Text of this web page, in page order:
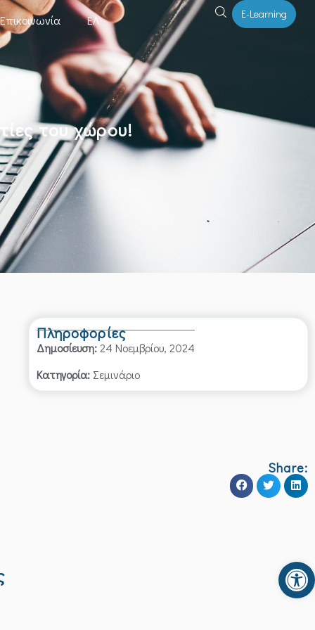
Επικοινωνία ΕΛ E-Learning
του χώρου!
Πληροφορίες
Δημοσίευση:24 Νοεμβρίου, 2024
Κατηγορία: Σεμινάριο
Share: